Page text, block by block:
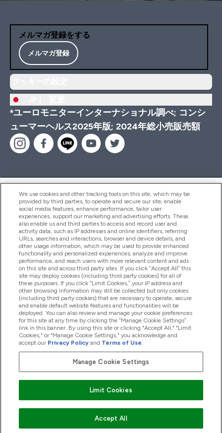
メルマガ登録をする
メルマガ登録
*ユーロモニターインターナショナル調べ; コンシ
ューマーヘルス2025年版; 2024年総小売販売額
ヘルプ＆ガイド
商品について
会社概要
特典＆ポイント
2026 The Hut.com Ltd
Pay with
We use cookies and other tracking tools on this site, which may be
provided by third parties, to operate and secure our site, enable
social media features, enhance performance, tailor user
experiences, support our marketing and advertising efforts. These
also enable us and third parties to access and record user and
activity data, such as IP addresses and online identifiers, referring
URLs, searches and interactions, browser and device details, and
other usage information, which may be used to provide enhanced
functionality and personalized experiences, analyze and improve
performance, and reach users with more relevant content and ads
on this site and across third party sites. If you click “Accept All” this
site may deploy cookies (including third party cookies) for all of
these purposes. If you click “Limit Cookies,” your IP address and
other browsing information may still be collected but only cookies
(including third party cookies) that are necessary to operate, secure
and enable default website features and functionalities will be
deployed. You can also review and manage your cookie preferences
for this site at any time by clicking the “Manage Cookie Settings”
link in this banner. By using this site or clicking "Accept All," "Limit
Cookies," or "Manage Cookie Settings," you acknowledge and
accept our Privacy Policy and Terms of Use.
Manage Cookie Settings
Limit Cookies
Accept All